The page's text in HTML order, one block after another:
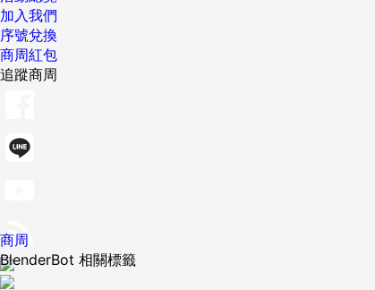
加入我們
序號兌換
商周紅包
追蹤商周
商周
BlenderBot 相關標籤